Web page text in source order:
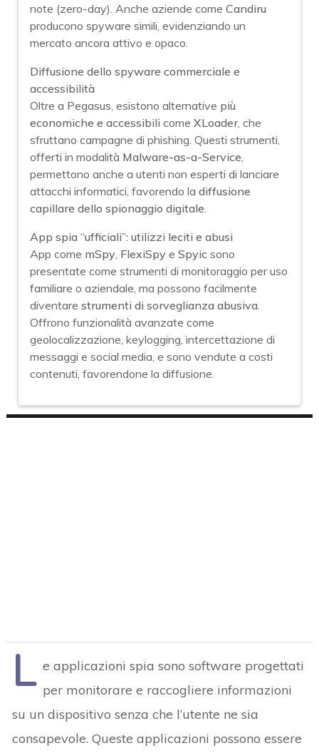
note (zero-day). Anche aziende comeCandiru
producono spyware simili, evidenziando un
mercato ancora attivo e opaco.
Diffusione dello spyware commerciale e
accessibilità
Oltre a Pegasus, esistono alternative più
economiche e accessibili comeXLoader, che
sfruttano campagne di phishing. Questi strumenti,
offerti in modalità Malware-as-a-Service
permettono anche a utenti non esperti di lanciare
attacchi informatici, favorendo ladiffusione
capillare dello spionaggio digitale
App spia “ufficiali”: utilizzi leciti e abusi
App come mSpy FlexiSpy eSpyic sono
presentate come strumenti di monitoraggio per uso
familiare o aziendale, ma possono facilmente
diventarestrumenti di sorveglianza abusiva
Offrono funzionalità avanzate come
geolocalizzazione, keylogging, intercettazione di
messaggi e social media, e sono vendute a costi
contenuti, favorendone la diffusione.
L e applicazioni spia sono software progettati
per monitorare e raccogliere informazioni
su un dispositivo senza che l’utente ne sia
consapevole. Queste applicazioni possono essere